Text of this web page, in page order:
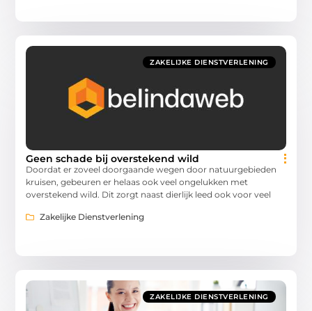
ZAKELIJKE DIENSTVERLENING
Geen schade bij overstekend wild
Doordat er zoveel doorgaande wegen door natuurgebieden
kruisen, gebeuren er helaas ook veel ongelukken met
overstekend wild. Dit zorgt naast dierlijk leed ook voor veel
Zakelijke Dienstverlening
ZAKELIJKE DIENSTVERLENING